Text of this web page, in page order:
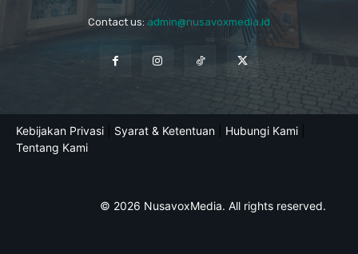
Contact us: admin@nusavoxmedia.id
Kebijakan Privasi Syarat & Ketentuan Hubungi Kami
Tentang Kami
© 2026 NusavoxMedia. All rights reserved.